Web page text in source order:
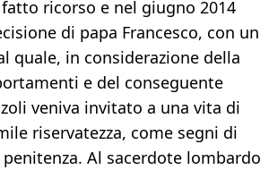
ricorso e nel giugno 2014
di papa Francesco, con un
quale, in considerazione della
e del conseguente
veniva invitato a una vita di
riservatezza, come segni di
Al sacerdote lombardo